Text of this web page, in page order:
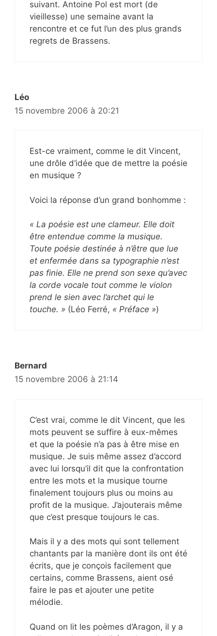
suivant. Antoine Pol est mort (de
vieillesse) une semaine avant la
rencontre et ce fut l’un des plus grands
regrets de Brassens.
Léo
15 novembre 2006 à 20:21
Est-ce vraiment, comme le dit Vincent,
une drôle d’idée que de mettre la poésie
en musique ?
Voici la réponse d’un grand bonhomme :
« La poésie est une clameur. Elle doit
être entendue comme la musique.
Toute poésie destinée à n’être que lue
et enfermée dans sa typographie n’est
pas finie. Elle ne prend son sexe qu’avec
la corde vocale tout comme le violon
prend le sien avec l’archet qui le
touche. » (Léo Ferré, « Préface »)
Bernard
15 novembre 2006 à 21:14
C’est vrai, comme le dit Vincent, que les
mots peuvent se suffire à eux-mêmes
et que la poésie n’a pas à être mise en
musique. Je suis même assez d’accord
avec lui lorsqu’il dit que la confrontation
entre les mots et la musique tourne
finalement toujours plus ou moins au
profit de la musique. J’ajouterais même
que c’est presque toujours le cas.
Mais il y a des mots qui sont tellement
chantants par la manière dont ils ont été
écrits, que je conçois facilement que
certains, comme Brassens, aient osé
faire le pas et ajouter une petite
mélodie.
Quand on lit les poèmes d’Aragon, il y a